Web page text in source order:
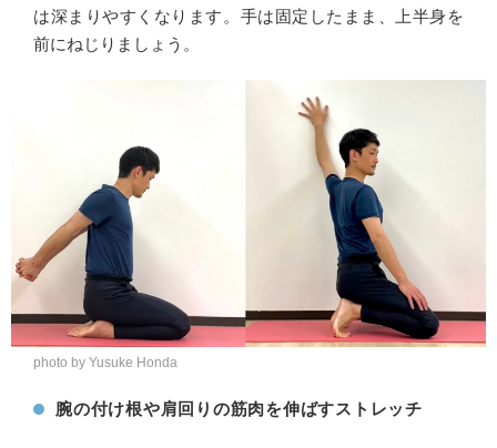
は深まりやすくなります。手は固定したまま、上半身を
前にねじりましょう。
photo by Yusuke Honda
腕の付け根や肩回りの筋肉を伸ばすストレッチ